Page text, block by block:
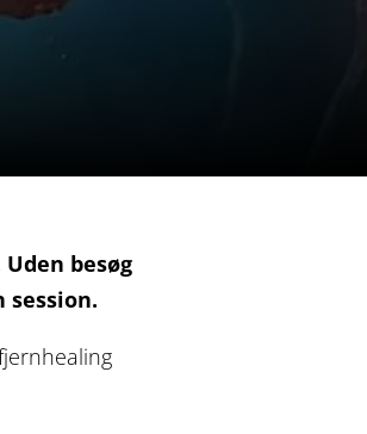
besøg
session.